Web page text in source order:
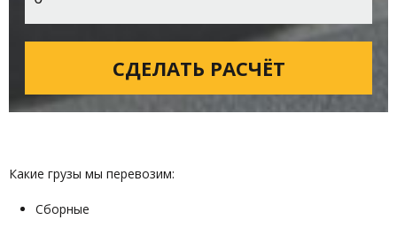
Какие грузы мы перевозим:
Сборные